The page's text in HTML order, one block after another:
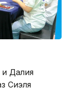
Далия
Сиэля